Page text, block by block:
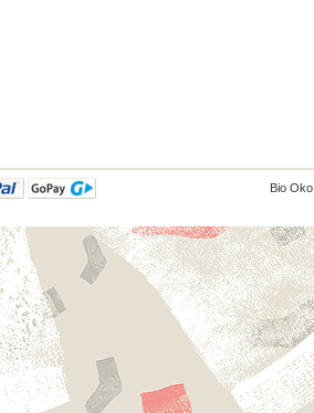
Bio Oko